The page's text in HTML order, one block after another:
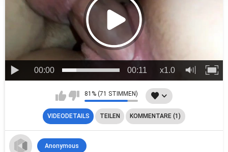
00:00 x1.0
00:11
81% (71 STIMMEN)
VIDEODETAILS TEILEN KOMMENTARE (1)
Anonymous